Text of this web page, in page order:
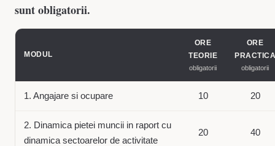
sunt obligatorii.
MODUL
ORE
TEORIE
obligatorii
ORE
PRACTICA
obligatorii
1. Angajare si ocupare 10 20
2. Dinamica pietei muncii in raport cu
dinamica sectoarelor de activitate
20 40